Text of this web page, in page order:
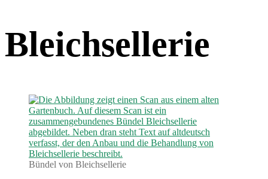
Bleichsellerie
Bündel von Bleichsellerie